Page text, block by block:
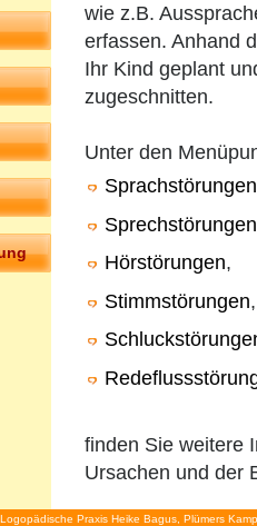
wie z.B.
erfassen. Anhand
Ihr Kind geplant
zugeschnitten.
Unter den
Sprachstörungen
Sprechstörungen
Hörstörungen,
Stimmstörungen,
finden Sie weitere
Ursachen und der
Logopädische Praxis Heike Bagus, Plümers